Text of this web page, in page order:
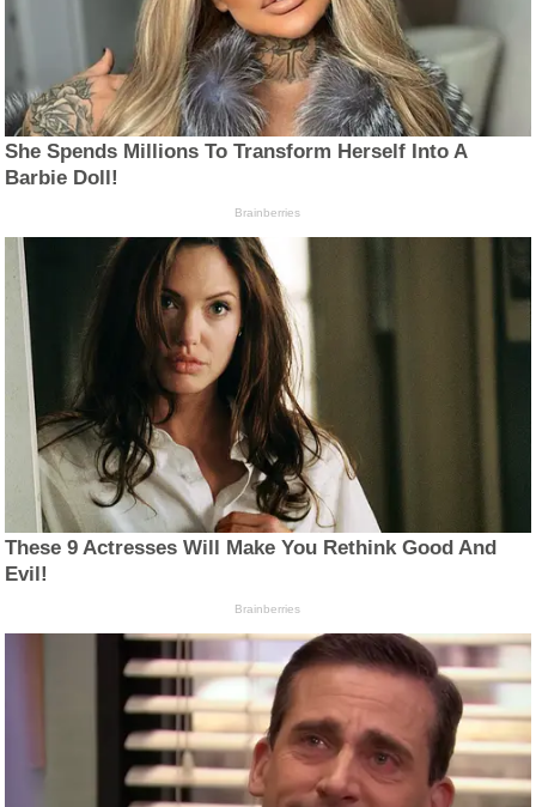
She Spends Millions To Transform Herself Into A
Barbie Doll!
Brainberries
These 9 Actresses Will Make You Rethink Good And
Evil!
Brainberries